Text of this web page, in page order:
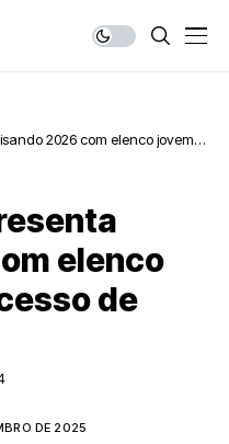
2026 com elenco jovem e
elenco
de
DE 2025